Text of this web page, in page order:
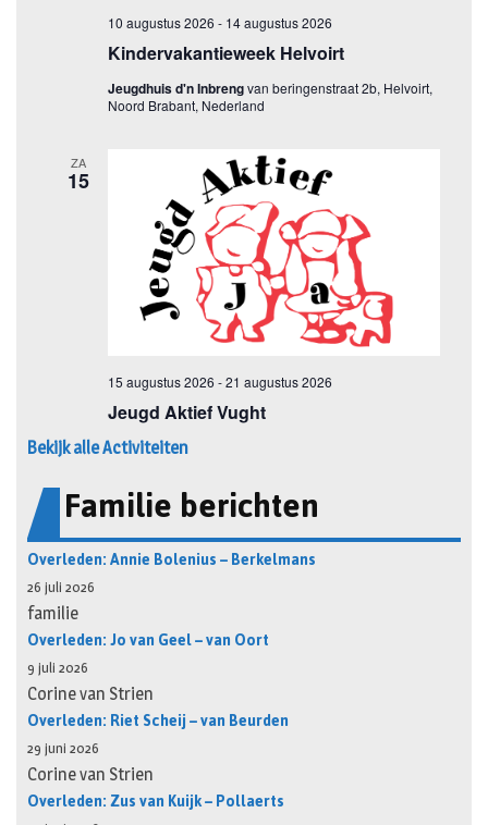
Bekijk alle Activiteiten
Familie berichten
Overleden: Annie Bolenius – Berkelmans
26 juli 2026
familie
Overleden: Jo van Geel – van Oort
9 juli 2026
Corine van Strien
Overleden: Riet Scheij – van Beurden
29 juni 2026
Corine van Strien
Overleden: Zus van Kuijk – Pollaerts